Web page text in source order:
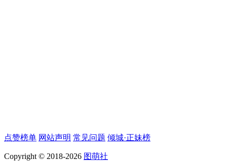
点赞榜单 网站声明 常见问题 倾城·正妹榜
Copyright © 2018-2026 图萌社